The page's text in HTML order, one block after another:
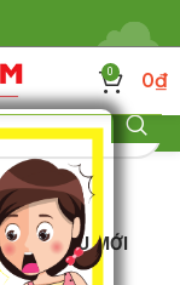
0 0₫
500 MẪU MỚI